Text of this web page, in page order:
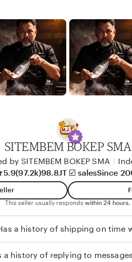
SITEMBEM BOKEP SMA
by SITEMBEM BOKEP SMA
5.9(97.2k)98.8JT ☑️ salesSince
This seller usually responds within 24 hours.
a history of shipping on time
a history of replying to